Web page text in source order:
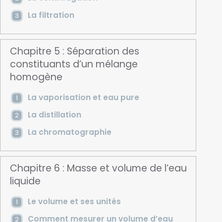
La filtration
Chapitre 5 : Séparation des
constituants d’un mélange
homogène
La vaporisation et eau pure
La distillation
La chromatographie
Chapitre 6 : Masse et volume de l’eau
liquide
Le volume et ses unités
Comment mesurer un volume d’eau